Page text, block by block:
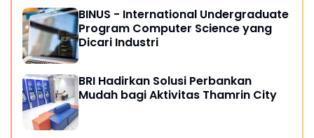
BINUS - International Undergraduate
Program Computer Science yang
Dicari Industri
BRI Hadirkan Solusi Perbankan
Mudah bagi Aktivitas Thamrin City